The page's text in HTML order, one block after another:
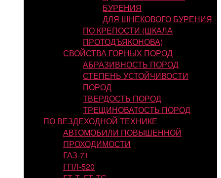
БУРЕНИЯ
ДЛЯ ШНЕКОВОГО БУРЕНИЯ
ПО КРЕПОСТИ (ШКАЛА
ПРОТОДЪЯКОНОВА)
СВОЙСТВА ГОРНЫХ ПОРОД
АБРАЗИВНОСТЬ ПОРОД
СТЕПЕНЬ УСТОЙЧИВОСТИ
ПОРОД
ТВЕРДОСТЬ ПОРОД
ТРЕЩИНОВАТОСТЬ ПОРОД
ПО ВЕЗДЕХОДНОЙ ТЕХНИКЕ
АВТОМОБИЛИ ПОВЫШЕННОЙ
ПРОХОДИМОСТИ
ГАЗ-71
ГПЛ-520